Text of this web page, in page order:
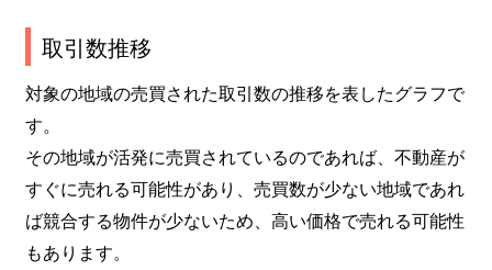
取引数推移
対象の地域の売買された取引数の推移を表したグラフで
す。
その地域が活発に売買されているのであれば、不動産が
すぐに売れる可能性があり、売買数が少ない地域であれ
ば競合する物件が少ないため、高い価格で売れる可能性
もあります。